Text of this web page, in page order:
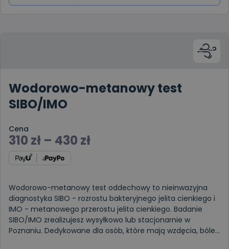
Wodorowo-metanowy test
SIBO/IMO
Cena
310 zł – 430 zł
Wodorowo-metanowy test oddechowy to nieinwazyjna
diagnostyka SIBO - rozrostu bakteryjnego jelita cienkiego i
IMO - metanowego przerostu jelita cienkiego. Badanie
SIBO/IMO zrealizujesz wysyłkowo lub stacjonarnie w
Poznaniu. Dedykowane dla osób, które mają wzdęcia, bóle